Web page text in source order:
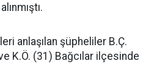
anlaşılan şüpheliler B.Ç.
K.Ö. (31) Bağcılar ilçesinde